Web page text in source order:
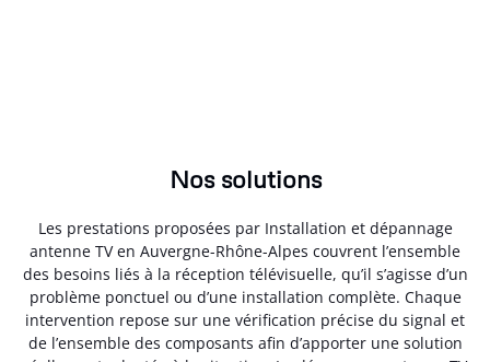
Nos solutions
Les prestations proposées par Installation et dépannage
antenne TV en Auvergne-Rhône-Alpes couvrent l’ensemble
des besoins liés à la réception télévisuelle, qu’il s’agisse d’un
problème ponctuel ou d’une installation complète. Chaque
intervention repose sur une vérification précise du signal et
de l’ensemble des composants afin d’apporter une solution